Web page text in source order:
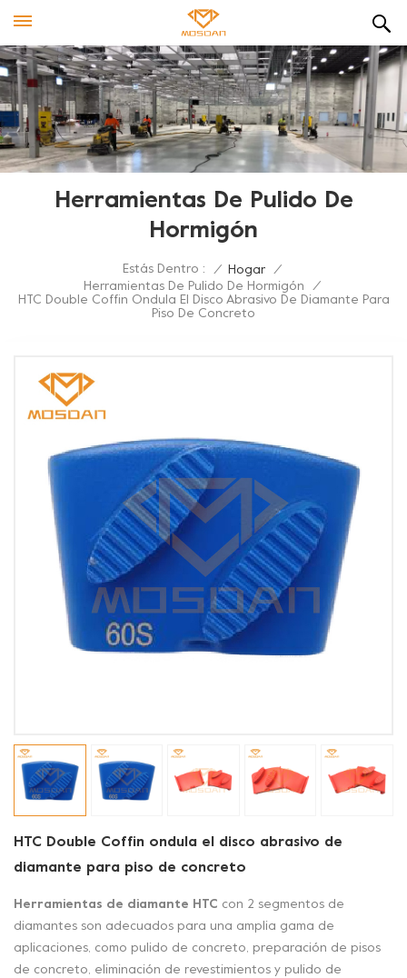
Herramientas De Pulido De
Hormigón
Estás Dentro : / Hogar
/
Herramientas De Pulido De Hormigón
/
HTC Double Coffin Ondula El Disco Abrasivo De Diamante Para
Piso De Concreto
HTC Double Coffin ondula el disco abrasivo de
diamante para piso de concreto
Herramientas de diamante HTC con 2 segmentos de
diamantes son adecuados para una amplia gama de
aplicaciones, como pulido de concreto, preparación de pisos
de concreto, eliminación de revestimientos y pulido de